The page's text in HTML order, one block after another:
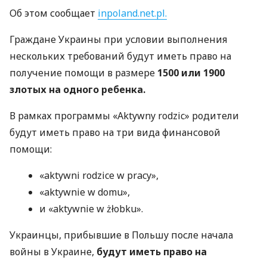
Об этом сообщает inpoland.net.pl.
Граждане Украины при условии выполнения
нескольких требований будут иметь право на
получение помощи в размере 1500 или 1900
злотых на одного ребенка.
В рамках программы «Aktywny rodzic» родители
будут иметь право на три вида финансовой
помощи:
«aktywni rodzice w pracy»,
«aktywnie w domu»,
и «aktywnie w żłobku».
Украинцы, прибывшие в Польшу после начала
войны в Украине, будут иметь право на